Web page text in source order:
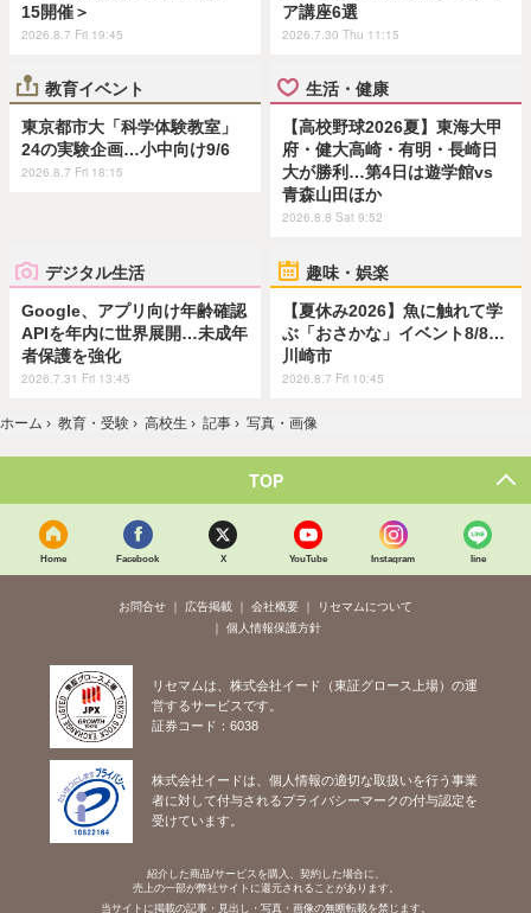
15開催＞
2026.8.7 Fri 19:45
ア講座6選
2026.7.30 Thu 11:15
教育イベント
東京都市大「科学体験教室」
24の実験企画…小中向け9/6
2026.8.7 Fri 18:15
生活・健康
【高校野球2026夏】東海大甲
府・健大高崎・有明・長崎日
大が勝利…第4日は遊学館vs
青森山田ほか
2026.8.8 Sat 9:52
デジタル生活
Google、アプリ向け年齢確認
APIを年内に世界展開…未成年
者保護を強化
2026.7.31 Fri 13:45
趣味・娯楽
【夏休み2026】魚に触れて学
ぶ「おさかな」イベント8/8…
川崎市
2026.8.7 Fri 10:45
ホーム › 教育・受験 › 高校生 › 記事 › 写真・画像
TOP
Home Facebook X YouTube Instagram line
お問合せ 広告掲載 会社概要
リセマムについて
個人情報保護方針
リセマムは、株式会社イード（東証グロース上場）の運
営するサービスです。
証券コード：6038
株式会社イードは、個人情報の適切な取扱いを行う事業
者に対して付与されるプライバシーマークの付与認定を
受けています。
紹介した商品/サービスを購入、契約した場合に、
売上の一部が弊社サイトに還元されることがあります。
当サイトに掲載の記事・見出し・写真・画像の無断転載を禁じます。